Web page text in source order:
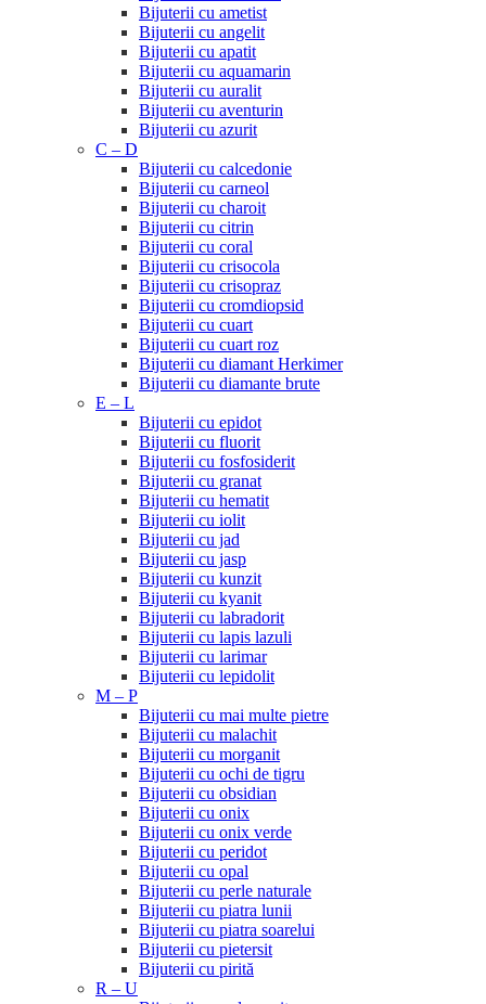
Bijuterii cu ametist
Bijuterii cu angelit
Bijuterii cu apatit
Bijuterii cu aquamarin
Bijuterii cu auralit
Bijuterii cu aventurin
Bijuterii cu azurit
C – D
Bijuterii cu calcedonie
Bijuterii cu carneol
Bijuterii cu charoit
Bijuterii cu citrin
Bijuterii cu coral
Bijuterii cu crisocola
Bijuterii cu crisopraz
Bijuterii cu cromdiopsid
Bijuterii cu cuart
Bijuterii cu cuart roz
Bijuterii cu diamant Herkimer
Bijuterii cu diamante brute
E – L
Bijuterii cu epidot
Bijuterii cu fluorit
Bijuterii cu fosfosiderit
Bijuterii cu granat
Bijuterii cu hematit
Bijuterii cu iolit
Bijuterii cu jad
Bijuterii cu jasp
Bijuterii cu kunzit
Bijuterii cu kyanit
Bijuterii cu labradorit
Bijuterii cu lapis lazuli
Bijuterii cu larimar
Bijuterii cu lepidolit
M – P
Bijuterii cu mai multe pietre
Bijuterii cu malachit
Bijuterii cu morganit
Bijuterii cu ochi de tigru
Bijuterii cu obsidian
Bijuterii cu onix
Bijuterii cu onix verde
Bijuterii cu peridot
Bijuterii cu opal
Bijuterii cu perle naturale
Bijuterii cu piatra lunii
Bijuterii cu piatra soarelui
Bijuterii cu pietersit
Bijuterii cu pirită
R – U